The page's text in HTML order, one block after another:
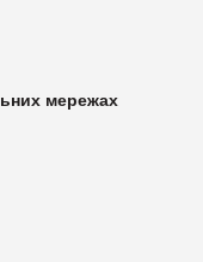
мережах